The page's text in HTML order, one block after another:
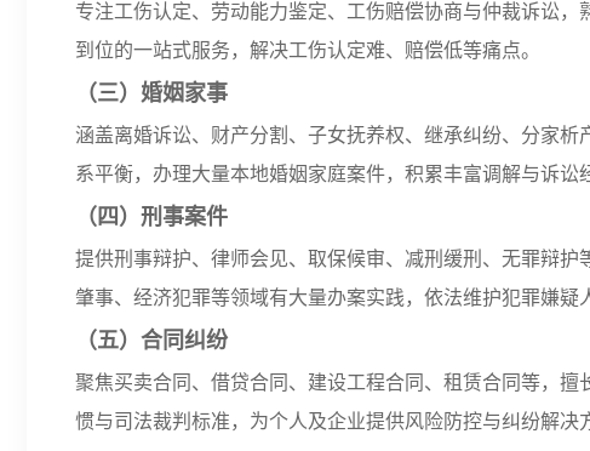
专注工伤认定、劳动能力鉴定、工伤赔偿协商与仲裁诉讼
到位的一站式服务，解决工伤认定难、赔偿低等痛点。
（三）婚姻家事
涵盖离婚诉讼、财产分割、子女抚养权、继承纠纷、分家析
系平衡，办理大量本地婚姻家庭案件，积累丰富调解与诉讼
（四 ）刑事案件
提供刑事辩护、律师会见、取保候审、减刑缓刑、无罪辩
肇事、经济犯罪等领域有大量办案实践，依法维护犯罪嫌疑
（五）合同纠纷
聚焦买卖合同、借贷合同、建设工程合同、租赁合同等，
惯与司法裁判标准，为个人及企业提供风险防控与纠纷解决